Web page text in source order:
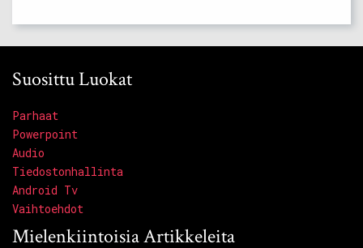
Suosittu Luokat
Parhaat
Powerpoint
Audio
Tiedostonhallinta
Android Tv
Vaihtoehdot
Mielenkiintoisia Artikkeleita